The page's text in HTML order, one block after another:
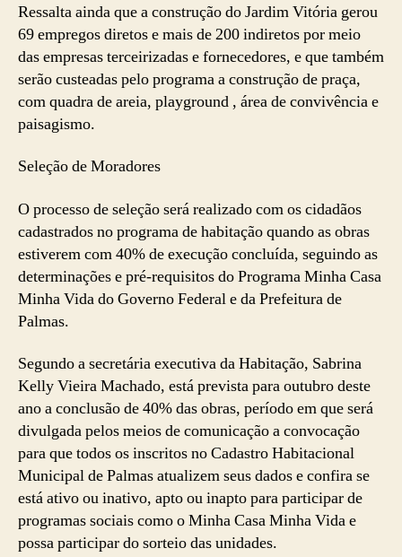
Ressalta ainda que a construção do Jardim Vitória gerou
69 empregos diretos e mais de 200 indiretos por meio
das empresas terceirizadas e fornecedores, e que também
serão custeadas pelo programa a construção de praça,
com quadra de areia, playground , área de convivência e
paisagismo.
Seleção de Moradores
O processo de seleção será realizado com os cidadãos
cadastrados no programa de habitação quando as obras
estiverem com 40% de execução concluída, seguindo as
determinações e pré-requisitos do Programa Minha Casa
Minha Vida do Governo Federal e da Prefeitura de
Palmas.
Segundo a secretária executiva da Habitação, Sabrina
Kelly Vieira Machado, está prevista para outubro deste
ano a conclusão de 40% das obras, período em que será
divulgada pelos meios de comunicação a convocação
para que todos os inscritos no Cadastro Habitacional
Municipal de Palmas atualizem seus dados e confira se
está ativo ou inativo, apto ou inapto para participar de
programas sociais como o Minha Casa Minha Vida e
possa participar do sorteio das unidades.